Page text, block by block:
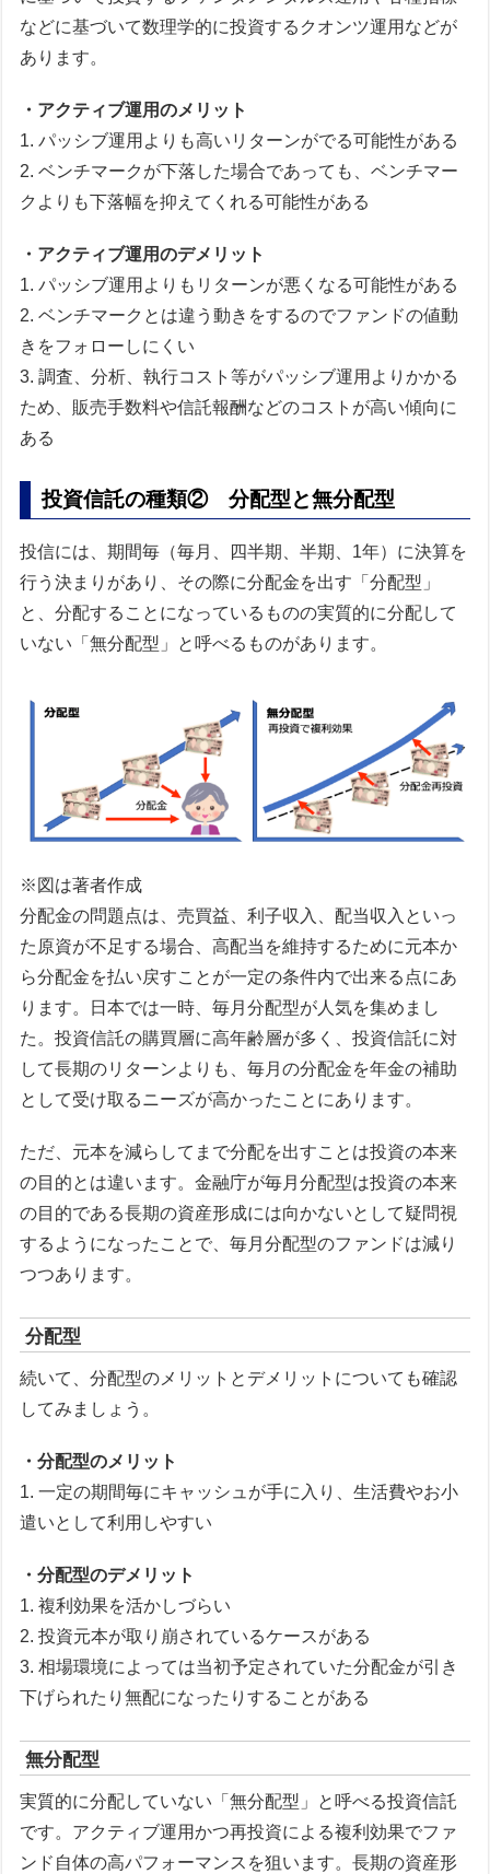
などに基づいて数理学的に投資するクオンツ運用などが
あります。
・アクティブ運用のメリット
1. パッシブ運用よりも高いリターンがでる可能性がある
2. ベンチマークが下落した場合であっても、ベンチマー
クよりも下落幅を抑えてくれる可能性がある
・アクティブ運用のデメリット
1. パッシブ運用よりもリターンが悪くなる可能性がある
2. ベンチマークとは違う動きをするのでファンドの値動
きをフォローしにくい
3. 調査、分析、執行コスト等がパッシブ運用よりかかる
ため、販売手数料や信託報酬などのコストが高い傾向に
ある
投資信託の種類② 分配型と無分配型
投信には、期間毎（毎月、四半期、半期、1年）に決算を
行う決まりがあり、その際に分配金を出す「分配型」
と、分配することになっているものの実質的に分配して
いない「無分配型」と呼べるものがあります。
※図は著者作成
分配金の問題点は、売買益、利子収入、配当収入といっ
た原資が不足する場合、高配当を維持するために元本か
ら分配金を払い戻すことが一定の条件内で出来る点にあ
ります。日本では一時、毎月分配型が人気を集めまし
た。投資信託の購買層に高年齢層が多く、投資信託に対
して長期のリターンよりも、毎月の分配金を年金の補助
として受け取るニーズが高かったことにあります。
ただ、元本を減らしてまで分配を出すことは投資の本来
の目的とは違います。金融庁が毎月分配型は投資の本来
の目的である長期の資産形成には向かないとして疑問視
するようになったことで、毎月分配型のファンドは減り
つつあります。
分配型
続いて、分配型のメリットとデメリットについても確認
してみましょう。
・分配型のメリット
1. 一定の期間毎にキャッシュが手に入り、生活費やお小
遣いとして利用しやすい
・分配型のデメリット
1. 複利効果を活かしづらい
2. 投資元本が取り崩されているケースがある
3. 相場環境によっては当初予定されていた分配金が引き
下げられたり無配になったりすることがある
無分配型
実質的に分配していない「無分配型」と呼べる投資信託
です。アクティブ運用かつ再投資による複利効果でファ
ンド自体の高パフォーマンスを狙います。長期の資産形